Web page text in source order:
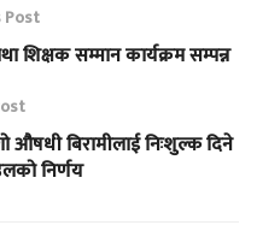
Post
शिक्षक सम्मान कार्यक्रम सम्पन्न
औषधी बिरामीलाई निःशुल्क दिने
निर्णय